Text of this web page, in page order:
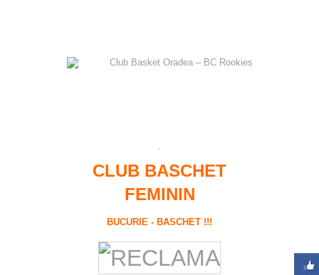
CLUB BASCHET
FEMININ
BUCURIE - BASCHET !!!